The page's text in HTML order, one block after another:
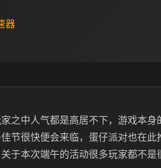
器
之中人气都是高居不下，游戏本
节很快便会来临，蛋仔派对也在
于本次端午的活动很多玩家都不